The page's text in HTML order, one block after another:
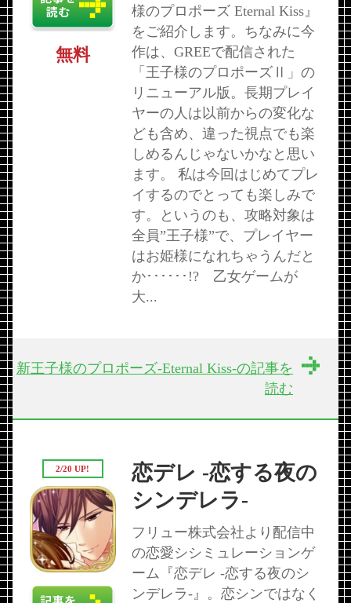
様のプロポーズ Eternal Kiss』
をご紹介します。ちなみに今
作は、GREEで配信された
「王子様のプロポーズⅡ」の
リニューアル版。長期プレイ
ヤーの人は以前からの変化な
ども含め、違った視点でも楽
しめるんじゃないかなと思い
ます。 私は今回はじめてプレ
イするのでとっても楽しみで
す。というのも、攻略対象は
全員”王子様”で、プレイヤー
はお姫様になれちゃうんだと
か･･････!? 乙女ゲームが
大...
無料
新王子様のプロポーズ-Eternal Kiss-の記事を
読む
恋デレ -恋する夜の
シンデレラ-
フリュー株式会社より配信中
の恋愛シシミュレーションゲ
ーム『恋デレ -恋する夜のシ
ンデレラ-』。恋シンではなく
2/20 UP!